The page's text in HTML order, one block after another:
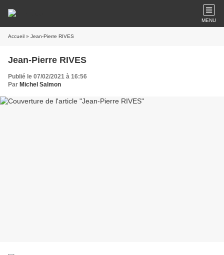
MENU
Accueil » Jean-Pierre RIVES
Jean-Pierre RIVES
Publié le 07/02/2021 à 16:56
Par Michel Salmon